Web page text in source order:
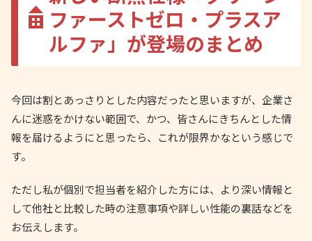
ファーストゼロ・プラスア
ルファ」が登場のまとめ
今回は割とあっさりとした内容だったと思いますが、企業さ
んに迷惑をかけない範囲で、かつ、皆さんにきちんとした情
報を届けるようにと思ったら、これが限界かなという感じで
す。
ただし私が個別で担当者を紹介した方には、より深い情報と
して他社と比較した時の注意事項や詳しい性能の裏話などを
お伝えします。